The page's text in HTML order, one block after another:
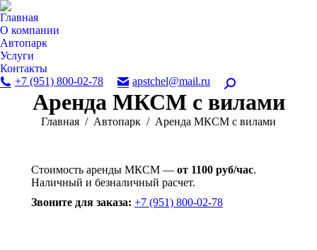
Главная
О компании
Автопарк
Услуги
Контакты
+7 (951) 800-02-78
apstchel@mail.ru Поиск:
Аренда МКСМ с вилами
Вы здесь:
Главная Автопарк Аренда МКСМ с вилами
Стоимость аренды МКСМ — от 1100 руб/час.
Наличный и безналичный расчет.
Звоните для заказа: +7 (951) 800-02-78